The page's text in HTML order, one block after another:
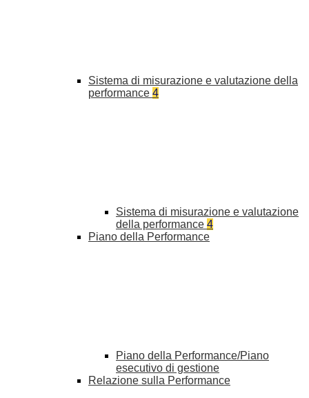
Sistema di misurazione e valutazione della
performance 4
Sistema di misurazione e valutazione
della performance 4
Piano della Performance
Piano della Performance/Piano
esecutivo di gestione
Relazione sulla Performance